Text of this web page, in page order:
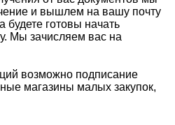
и вышлем на вашу почту
будете готовы начать
Мы зачисляем вас на
возможно подписание
магазины малых закупок,